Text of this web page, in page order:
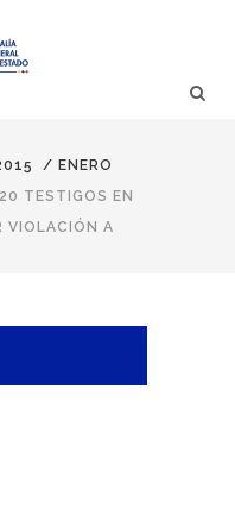
/ ENERO
TESTIGOS EN
VIOLACIÓN A